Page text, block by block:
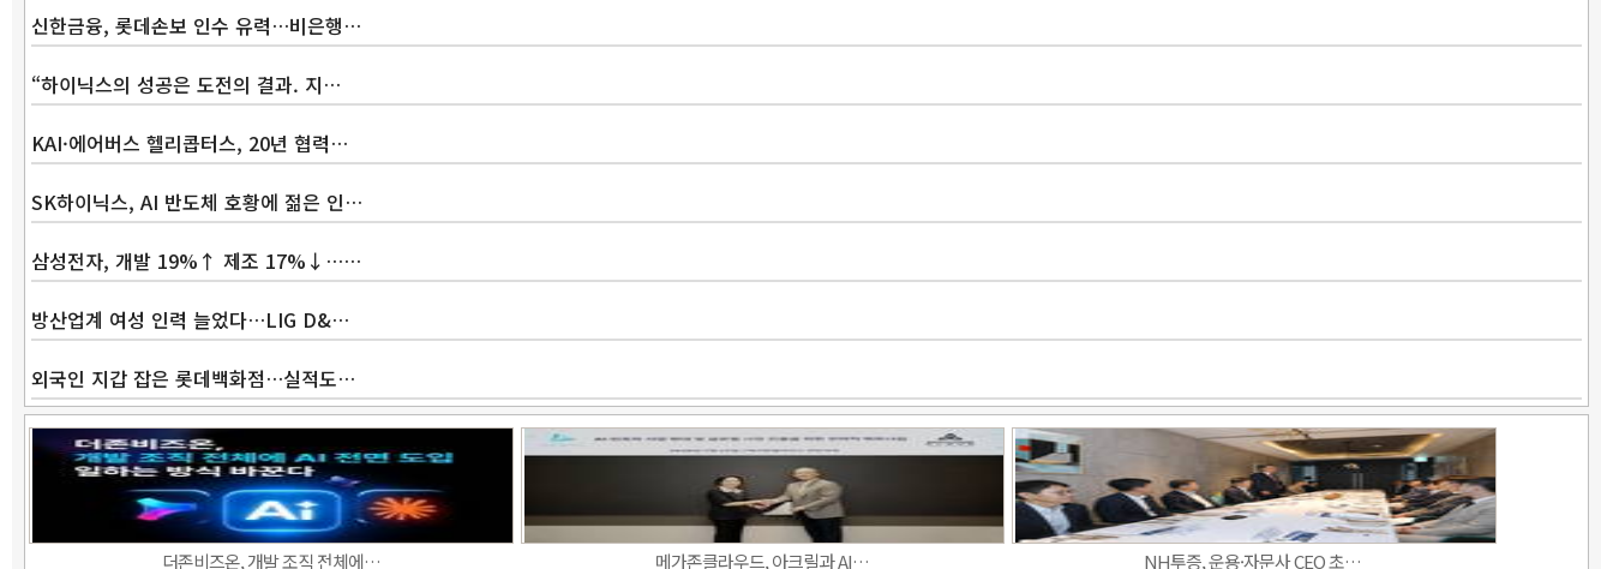
신한금융, 롯데손보 인수 유력…비은행…
“하이닉스의 성공은 도전의 결과. 지…
KAI·에어버스 헬리콥터스, 20년 협력…
SK하이닉스, AI 반도체 호황에 젊은 인…
삼성전자, 개발 19%↑ 제조 17%↓……
방산업계 여성 인력 늘었다…LIG D&…
외국인 지갑 잡은 롯데백화점…실적도…
더존비즈온, 개발 조직 전체에… 메가존클라우드, 아크릴과 AI… NH투증, 운용·자문사 CEO 초…